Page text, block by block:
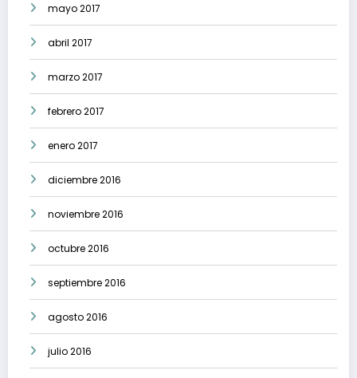
mayo 2017
abril 2017
marzo 2017
febrero 2017
enero 2017
diciembre 2016
noviembre 2016
octubre 2016
septiembre 2016
agosto 2016
julio 2016